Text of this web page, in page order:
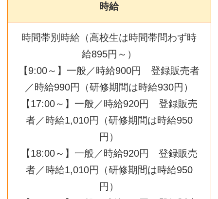
時給
時間帯別時給（高校生は時間帯問わず時
給895円～）
【9:00～】一般／時給900円 登録販売者
／時給990円（研修期間は時給930円）
【17:00～】一般／時給920円 登録販売
者／時給1,010円（研修期間は時給950
円）
【18:00～】一般／時給920円 登録販売
者／時給1,010円（研修期間は時給950
円）